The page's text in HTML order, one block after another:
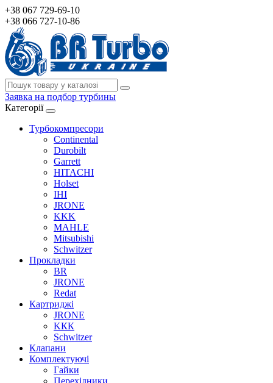
+38 067 729-69-10
+38 066 727-10-86
Заявка на подбор турбины
Категорії
Турбокомпресори
Continental
Durobilt
Garrett
HITACHI
Holset
IHI
JRONE
KKK
MAHLE
Mitsubishi
Schwitzer
Прокладки
BR
JRONE
Redat
Картриджі
JRONE
KКК
Schwitzer
Клапани
Комплектуючі
Гайки
Перехідники